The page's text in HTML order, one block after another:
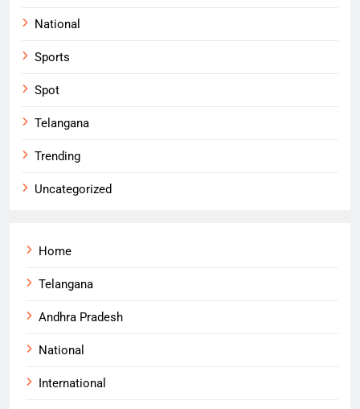
National
Sports
Spot
Telangana
Trending
Uncategorized
Home
Telangana
Andhra Pradesh
National
International